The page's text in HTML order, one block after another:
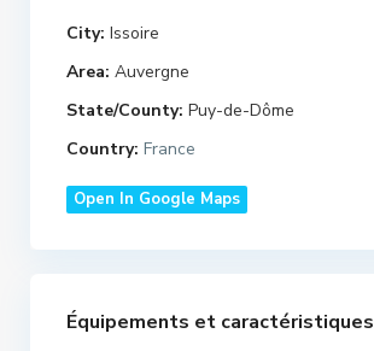
City: Issoire
Area: Auvergne
State/County: Puy-de-Dôme
Country: France
Open In Google Maps
Équipements et caractéristiques